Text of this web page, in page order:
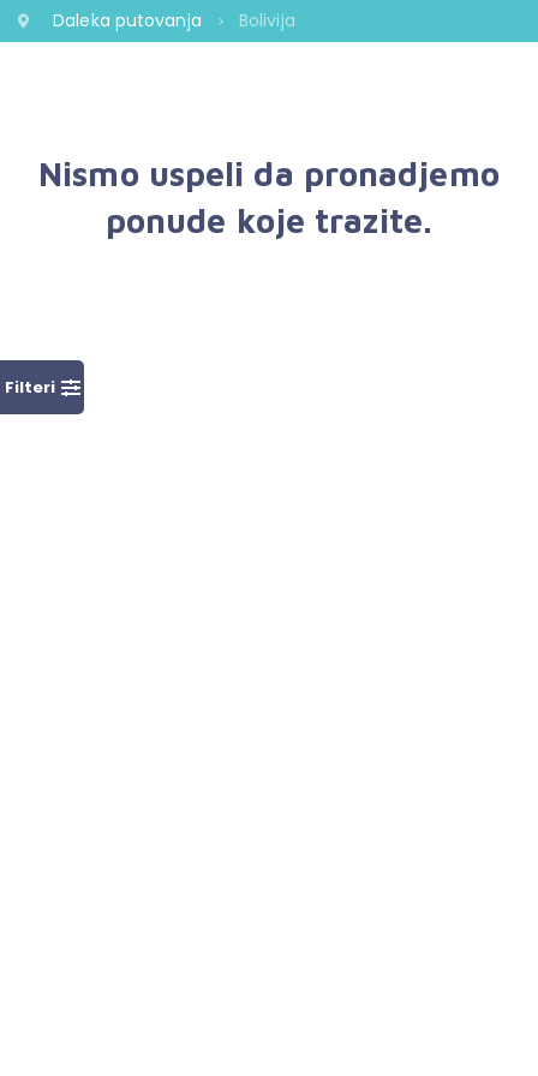
Daleka putovanja Bolivija
Filteri
Nismo uspeli da pronadjemo
ponude koje trazite.